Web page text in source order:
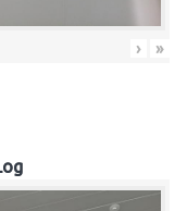
› »